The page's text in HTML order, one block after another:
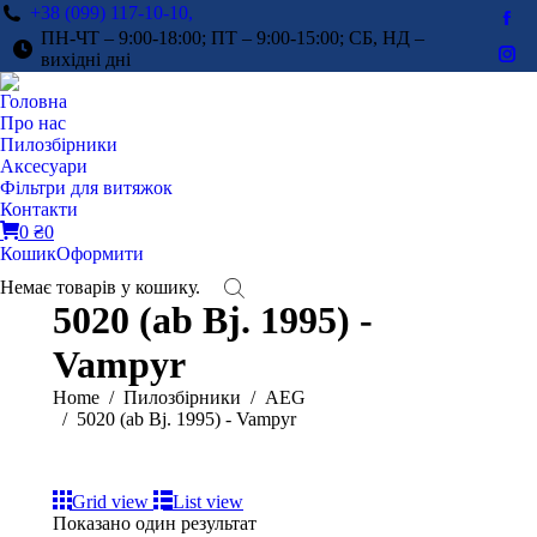
+38 (099) 117-10-10,
ПН-ЧТ – 9:00-18:00; ПТ – 9:00-15:00; СБ, НД –
вихідні дні
Головна
Про нас
Пилозбірники
Аксесуари
Фільтри для витяжок
Контакти
0 ₴0
КошикОформити
Немає товарів у кошику.
5020 (ab Bj. 1995) -
Vampyr
You are here:
Home Пилозбірники
AEG
5020 (ab Bj. 1995) - Vampyr
Grid view
List view
Показано один результат